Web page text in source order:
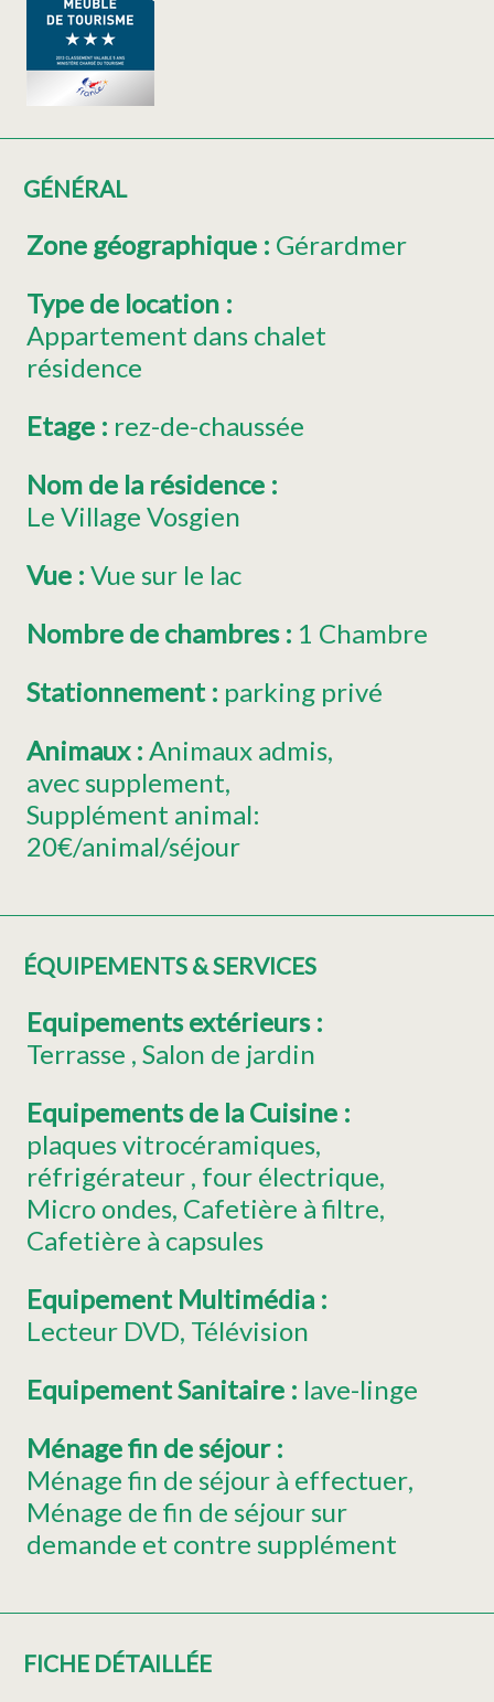
GÉNÉRAL
Zone géographique : Gérardmer
Type de location :
Appartement dans chalet
résidence
Etage : rez-de-chaussée
Nom de la résidence :
Le Village Vosgien
Vue : Vue sur le lac
Nombre de chambres : 1 Chambre
Stationnement : parking privé
Animaux : Animaux admis
avec supplement
Supplément animal:
20€/animal/séjour
ÉQUIPEMENTS & SERVICES
Equipements extérieurs :
Terrasse Salon de jardin
Equipements de la Cuisine :
plaques vitrocéramiques
réfrigérateur four électrique
Micro ondes Cafetière à filtre
Cafetière à capsules
Equipement Multimédia :
Lecteur DVD Télévision
Equipement Sanitaire : lave-linge
Ménage fin de séjour :
Ménage fin de séjour à effectuer
Ménage de fin de séjour sur
demande et contre supplément
FICHE DÉTAILLÉE